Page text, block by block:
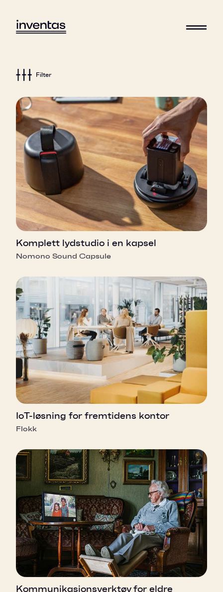
Filter
Komplett lydstudio i en kapsel
Nomono Sound Capsule
IoT-løsning for fremtidens kontor
Flokk
Kommunikasjonsverktøy for eldre